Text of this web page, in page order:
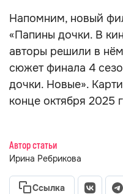
Напомним, новый
«Папины дочки. В
авторы решили в
сюжет финала 4
дочки. Новые».
конце октября 2025
Автор статьи
Ирина Ребрикова
Ссылка